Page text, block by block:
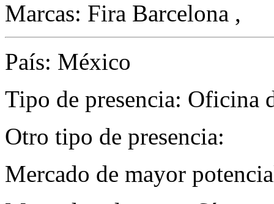
Marcas: Fira Barcelona ,
País: México
Tipo de presencia: Oficina
Otro tipo de presencia:
Mercado de mayor